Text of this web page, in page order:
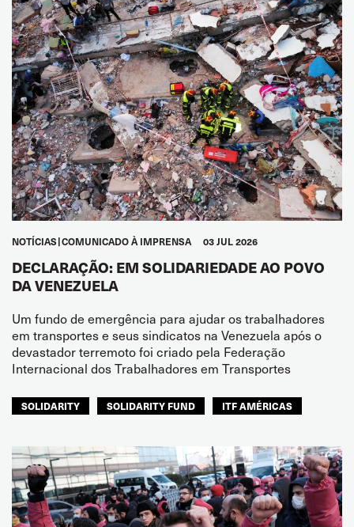
NOTÍCIAS COMUNICADO À IMPRENSA 03 JUL 2026
DECLARAÇÃO: EM SOLIDARIEDADE AO POVO
DA VENEZUELA
Um fundo de emergência para ajudar os trabalhadores
em transportes e seus sindicatos na Venezuela após o
devastador terremoto foi criado pela Federação
Internacional dos Trabalhadores em Transportes
SOLIDARITY SOLIDARITY FUND ITF AMÉRICAS